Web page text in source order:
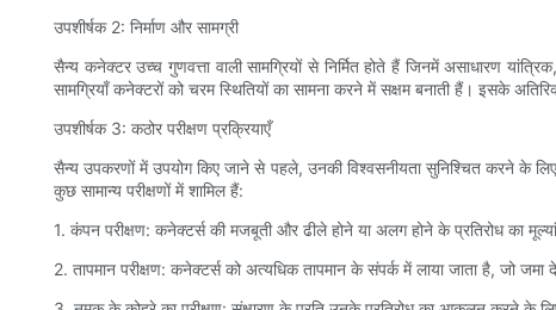
उपशीर्षक 2: निर्माण और सामग्री
सैन्य कनेक्टर उच्च गुणवत्ता वाली सामग्रियों से निर्मित होते हैं जिनमें असाधारण
सामग्रियाँ कनेक्टरों को चरम स्थितियों का सामना करने में सक्षम बनाती हैं। इसके
उपशीर्षक 3: कठोर परीक्षण प्रक्रियाएँ
सैन्य उपकरणों में उपयोग किए जाने से पहले, उनकी विश्वसनीयता सुनिश्चित करने के
कुछ सामान्य परीक्षणों में शामिल हैं:
1. कंपन परीक्षण: कनेक्टर्स की मजबूती और ढीले होने या अलग होने के प्रतिरोध का
2. तापमान परीक्षण: कनेक्टर्स को अत्यधिक तापमान के संपर्क में लाया जाता है, जो